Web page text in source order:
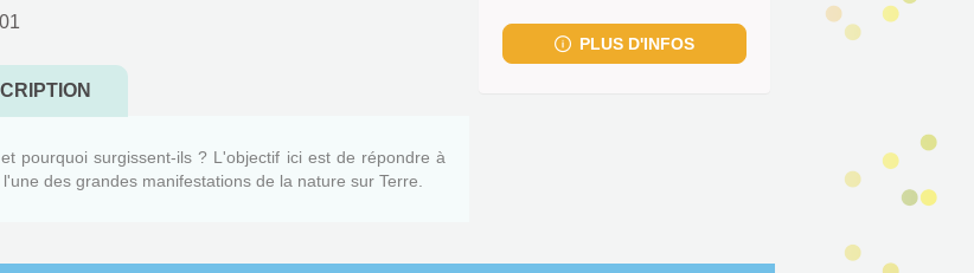
pourquoi surgissent-ils ? L'objectif ici est de répondre à
des grandes manifestations de la nature sur Terre.
fenêtre)
PLUS D'INFOS